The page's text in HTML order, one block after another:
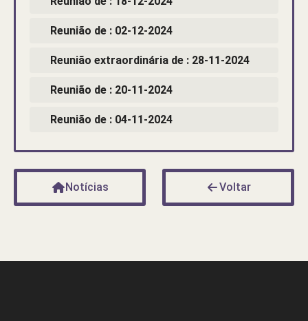
Reunião de : 02-12-2024
Reunião extraordinária de : 28-11-2024
Reunião de : 20-11-2024
Reunião de : 04-11-2024
Notícias Voltar